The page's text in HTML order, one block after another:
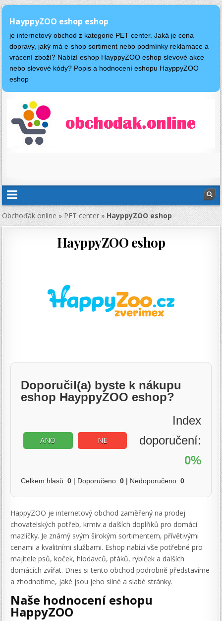
HayppyZOO eshop eshop
je internetový obchod z kategorie PET center. Jaká je cena
dopravy, jaký má e-shop sortiment nebo podmínky reklamace a
vrácení zboží? Nabízí eshop HayppyZOO eshop slevové akce
nebo slevové kódy? Popis a hodnocení eshopu HayppyZOO
eshop
Obchoďák online»PET center»HayppyZOO eshop
HayppyZOO eshop
Doporučil(a) byste k nákupu
eshop HayppyZOO eshop?
ANO NE
Index
doporučení:
0%
Celkem hlasů:0 | Doporučeno:0 | Nedoporučeno:0
HappyZOO je internetový obchod zaměřený na prodej
chovatelských potřeb, krmiv a dalších doplňků pro domácí
mazlíčky. Je známý svým širokým sortimentem, přívětivými
cenami a kvalitními službami. Eshop nabízí vše potřebné pro
majitele psů, koček, hlodavců, ptáků, rybiček a dalších
domácích zvířat. Dnes si tento obchod podrobně představíme
a zhodnotíme, jaké jsou jeho silné a slabé stránky.
Naše hodnocení eshopu
HappyZOO